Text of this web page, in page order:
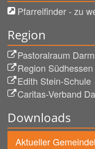
Pfarreifinder - zu
Region
Pastoralraum
Region Südhessen
Edith Stein-Schule
Caritas-Verband
Downloads
Aktueller